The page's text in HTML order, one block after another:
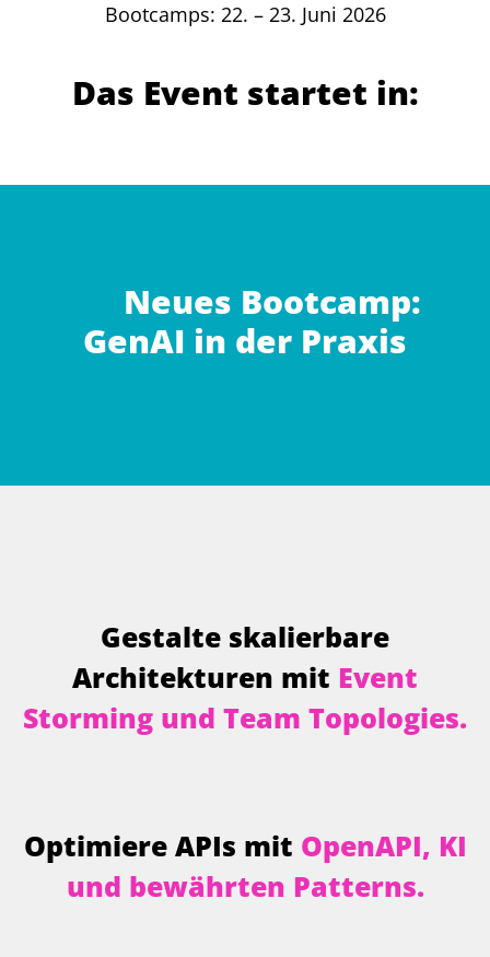
Bootcamps: 22. – 23. Juni 2026
Das Event startet in:
Neues Bootcamp:
GenAI in der Praxis
Gestalte skalierbare
Architekturen mit Event
Storming und Team Topologies.
Optimiere APIs mit OpenAPI, KI
und bewährten Patterns.